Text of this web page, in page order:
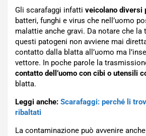
Gli scarafaggi infatti veicolano diversi
batteri, funghi e virus che nell’uomo
malattie anche gravi. Da notare che la
questi patogeni non avviene mai
contatto dalla blatta all’uomo ma
vettore. In poche parole la
contatto dell’uomo con cibi o utensili
blatta.
Leggi anche: Scarafaggi: perché li
ribaltati
La contaminazione può avvenire